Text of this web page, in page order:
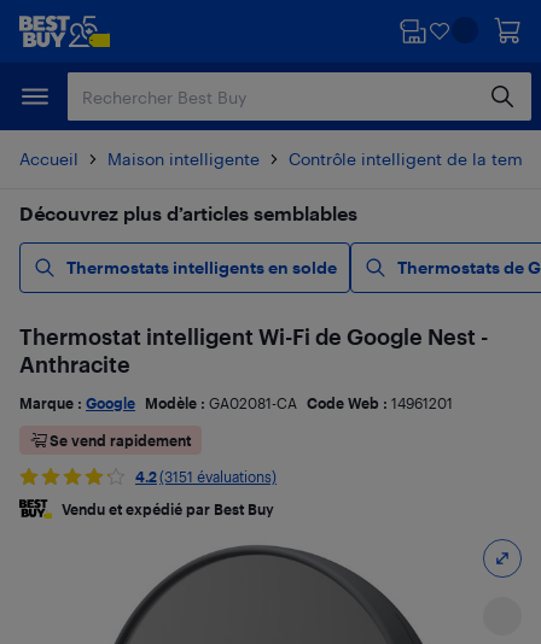
Passer
principal
Passer
Accueil Maison intelligente Contrôle intelligent de la
Découvrez plus d’articles semblables
Thermostats intelligents en solde Thermostats de
Thermostat intelligent Wi-Fi de Google Nest -
Anthracite
Marque : Google Modèle : GA02081-CA Code Web : 14961201
Se vend rapidement
4.2(3151 évaluations)
Vendu et expédié par Best Buy